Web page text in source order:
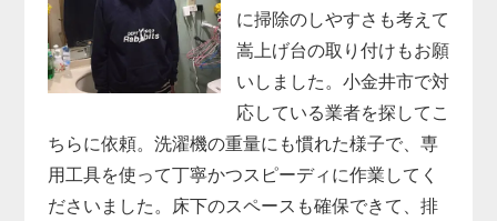
に掃除のしやすさも考えて
嵩上げ台の取り付けもお願
いしました。小金井市で対
応している業者を探してこ
ちらに依頼。洗濯機の重量にも慣れた様子で、専
用工具を使って丁寧かつスピーディに作業してく
ださいました。床下のスペースも確保できて、排